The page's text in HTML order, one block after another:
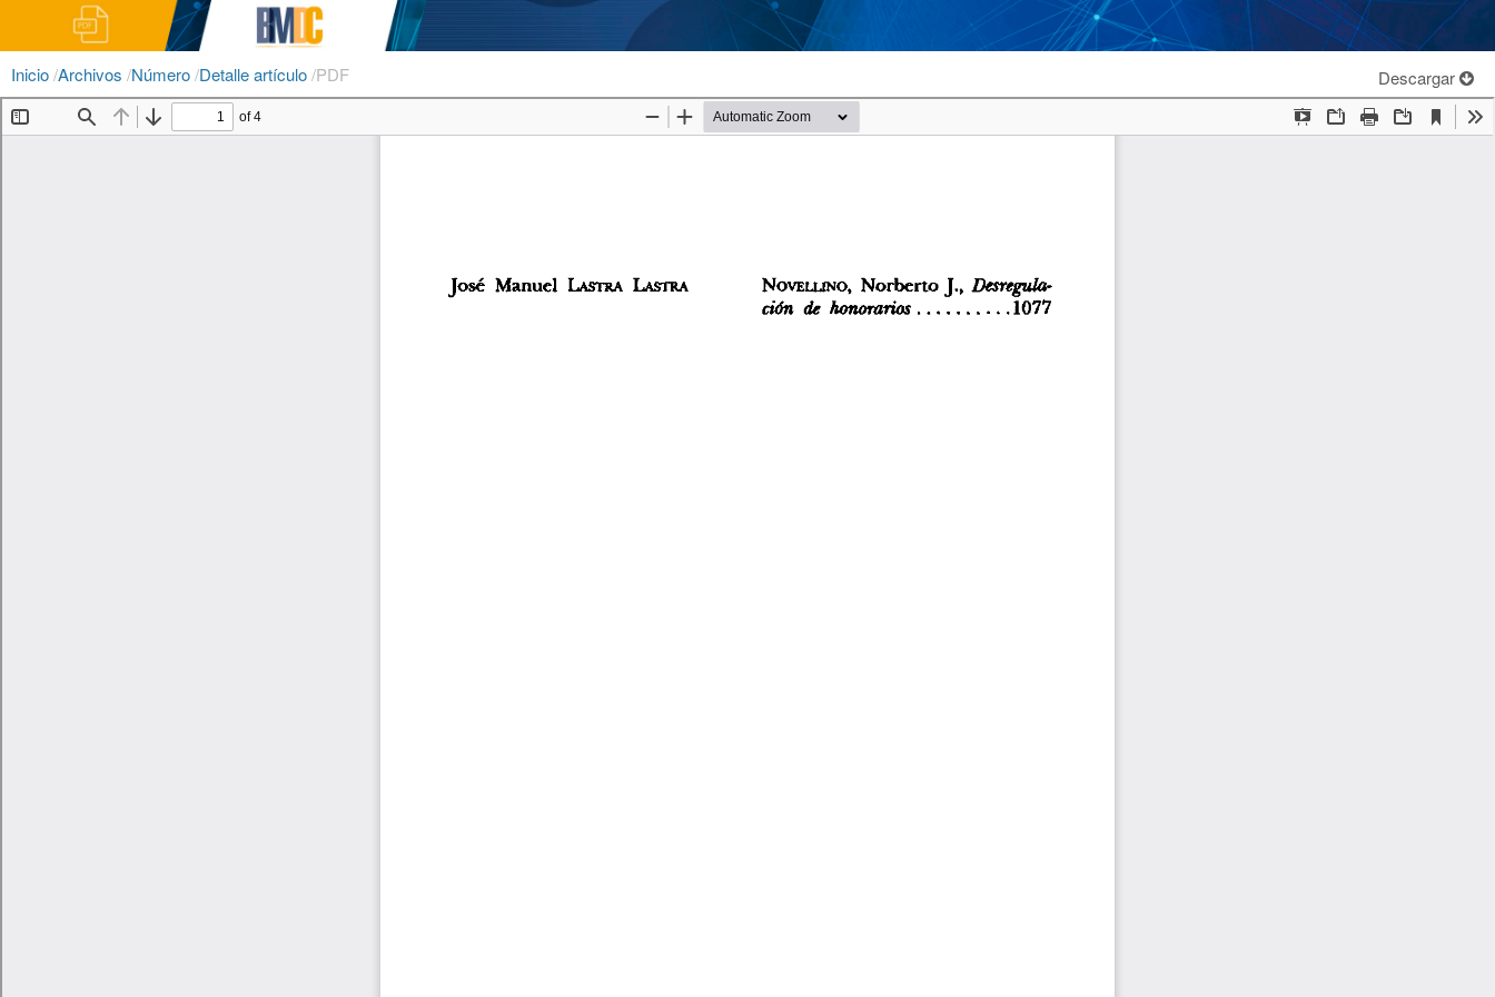
Inicio/Archivos /Número/Detalle artículo/PDF Descargar